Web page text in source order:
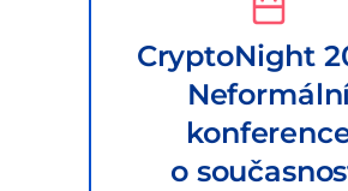
CryptoNight
o